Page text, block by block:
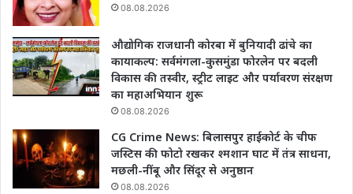
08.08.2026
औद्योगिक राजधानी कोरबा में बुनियादी ढांचे का
कायाकल्प: सर्वमंगला-कुसमुंडा फोरलेन पर बदली
विकास की तस्वीर, स्ट्रीट लाइट और पर्यावरण संरक्षण
का महाअभियान शुरू
08.08.2026
CG Crime News: बिलासपुर हाईकोर्ट के चीफ
जस्टिस की फोटो रखकर श्मशान घाट में तंत्र साधना,
मछली-नींबू और सिंदूर से अनुष्ठान
08.08.2026